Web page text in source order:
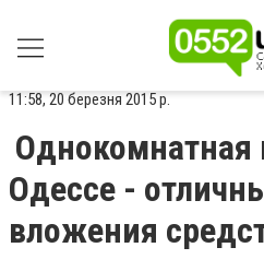
11:58, 20 березня 2015 р.
Однокомнатная
Одессе -
вложения